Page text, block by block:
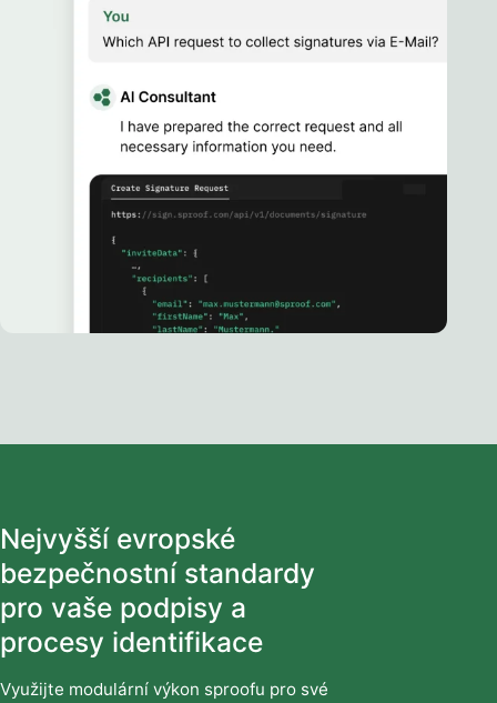
Nejvyšší evropské
bezpečnostní standardy
pro vaše podpisy a
procesy identifikace
Využijte modulární výkon sproofu pro své